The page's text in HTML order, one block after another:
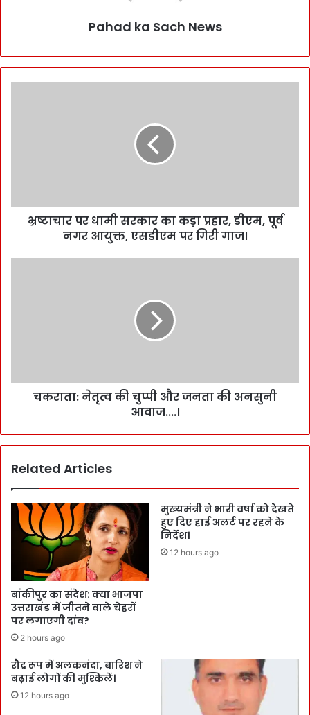
Pahad ka Sach News
भ्रष्टाचार पर धामी सरकार का कड़ा प्रहार, डीएम, पूर्व
नगर आयुक्त, एसडीएम पर गिरी गाज।
चकराता: नेतृत्व की चुप्पी और जनता की अनसुनी
आवाज....।
Related Articles
बांकीपुर का संदेश: क्या भाजपा
उत्तराखंड में जीतने वाले चेहरों
पर लगाएगी दांव?
2 hours ago
मुख्यमंत्री ने भारी वर्षा को देखते
हुए दिए हाई अलर्ट पर रहने के
निर्देश।
12 hours ago
रौद्र रूप में अलकनंदा, बारिश ने
बढ़ाई लोगों की मुश्किलें।
12 hours ago